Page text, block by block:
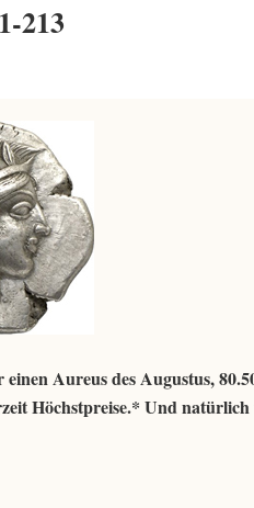
213
Aureus des Augustus,
Höchstpreise.* Und